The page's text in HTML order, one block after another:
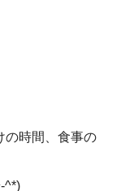
の時間、食事の
^*)